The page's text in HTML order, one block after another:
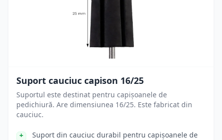
Suport cauciuc capison 16/25
Suportul este destinat pentru capișoanele de
pedichiură. Are dimensiunea 16/25. Este fabricat din
cauciuc.
Suport din cauciuc durabil pentru capișoanele de